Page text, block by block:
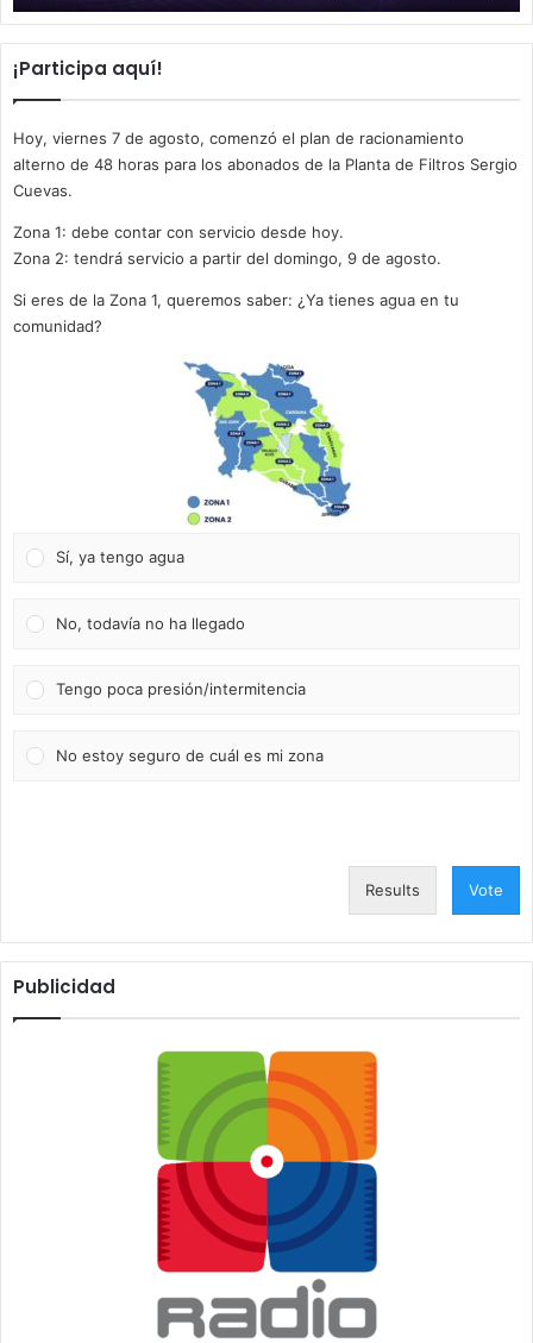
¡Participa aquí!
Hoy, viernes 7 de agosto, comenzó el plan de racionamiento
alterno de 48 horas para los abonados de la Planta de Filtros Sergio
Cuevas.
Zona 1: debe contar con servicio desde hoy.
Zona 2: tendrá servicio a partir del domingo, 9 de agosto.
Si eres de la Zona 1, queremos saber: ¿Ya tienes agua en tu
comunidad?
Sí, ya tengo agua
No, todavía no ha llegado
Tengo poca presión/intermitencia
No estoy seguro de cuál es mi zona
Results Vote
Publicidad